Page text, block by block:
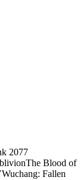
2077
The Blood of
Wuchang: Fallen